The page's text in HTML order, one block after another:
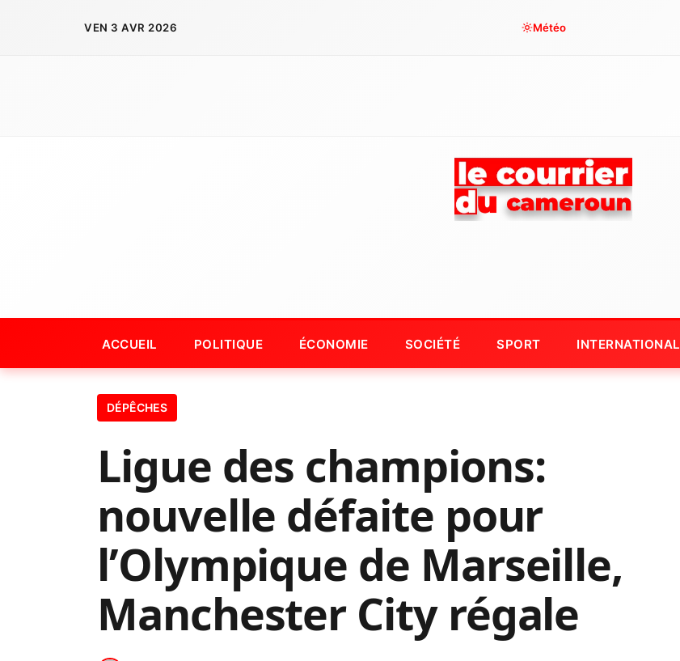
VEN 3 AVR 2026 Météo
ACCUEIL POLITIQUE ÉCONOMIE SOCIÉTÉ SPORT INTERNATIONAL
DÉPÊCHES
Ligue des champions:
nouvelle défaite pour
l’Olympique de Marseille,
Manchester City régale